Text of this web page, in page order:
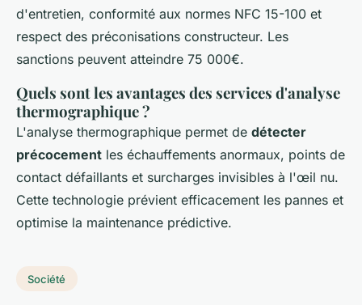
d'entretien, conformité aux normes NFC 15-100 et
respect des préconisations constructeur. Les
sanctions peuvent atteindre 75 000€.
Quels sont les avantages des services d'analyse
thermographique ?
L'analyse thermographique permet de détecter
précocement les échauffements anormaux, points de
contact défaillants et surcharges invisibles à l'œil nu.
Cette technologie prévient efficacement les pannes et
optimise la maintenance prédictive.
Société